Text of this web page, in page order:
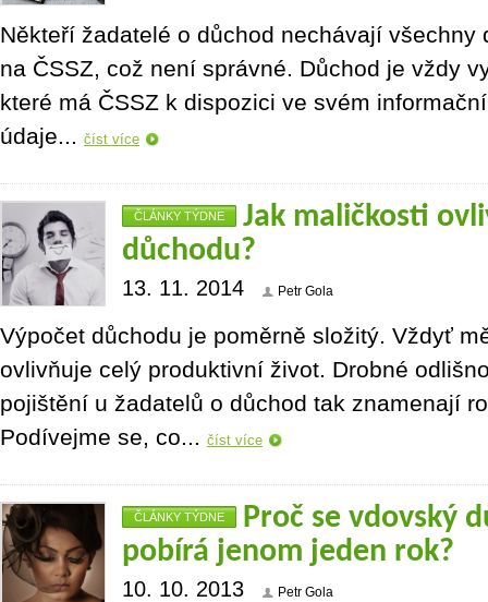
Někteří žadatelé o důchod nechávají všechny
na ČSSZ, což není správné. Důchod je vždy
které má ČSSZ k dispozici ve svém
údaje... číst více
ČLÁNKY TÝDNE
Jak maličkosti
důchodu?
13. 11. 2014 Petr Gola
Výpočet důchodu je poměrně složitý. Vždyť
ovlivňuje celý produktivní život. Drobné
pojištění u žadatelů o důchod tak znamenají
Podívejme se, co... číst více
ČLÁNKY TÝDNE
Proč se vdovský
pobírá jenom jeden rok?
10. 10. 2013 Petr Gola